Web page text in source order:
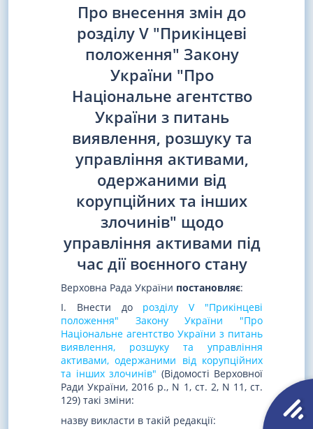
Про внесення змін до
розділу V "Прикінцеві
положення" Закону
України "Про
Національне агентство
України з питань
виявлення, розшуку та
управління активами,
одержаними від
корупційних та інших
злочинів" щодо
управління активами під
час дії воєнного стану
Верховна Рада України постановляє:
I. Внести до розділу V "Прикінцеві
положення" Закону України "Про
Національне агентство України з питань
виявлення, розшуку та управління
активами, одержаними від корупційних
та інших злочинів" (Відомості Верховної
Ради України, 2016 р., N 1, ст. 2, N 11, ст.
129) такі зміни:
назву викласти в такій редакції: